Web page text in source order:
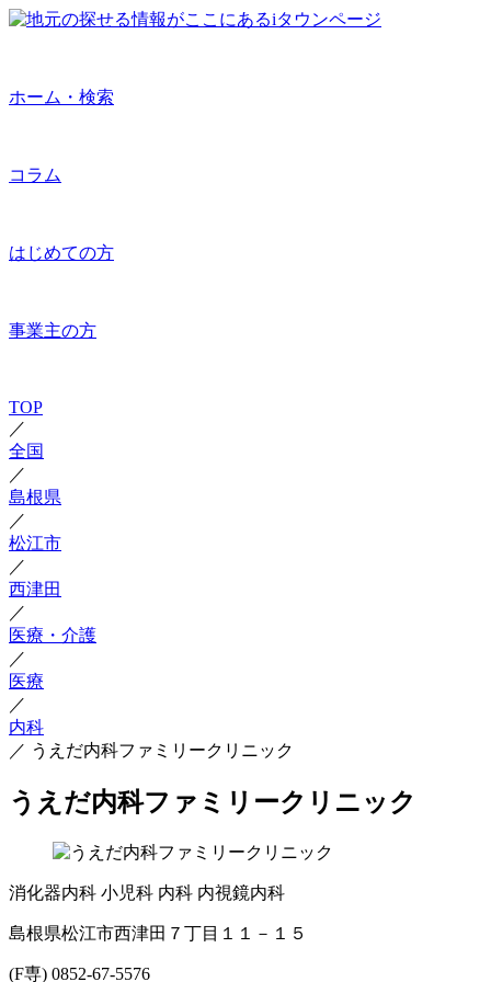
ホーム・検索
コラム
はじめての方
事業主の方
TOP
／
全国
／
島根県
／
松江市
／
西津田
／
医療・介護
／
医療
／
内科
／ うえだ内科ファミリークリニック
うえだ内科ファミリークリニック
消化器内科 小児科 内科 内視鏡内科
島根県松江市西津田７丁目１１－１５
(F専) 0852-67-5576